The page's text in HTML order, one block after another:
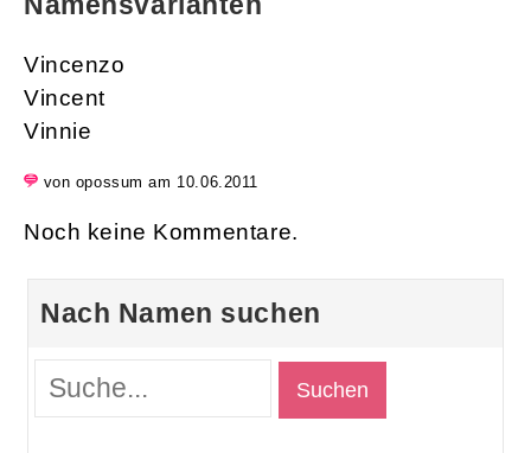
Vincenzo
Vincent
Vinnie
von opossum am 10.06.2011
Noch keine Kommentare.
Nach Namen suchen